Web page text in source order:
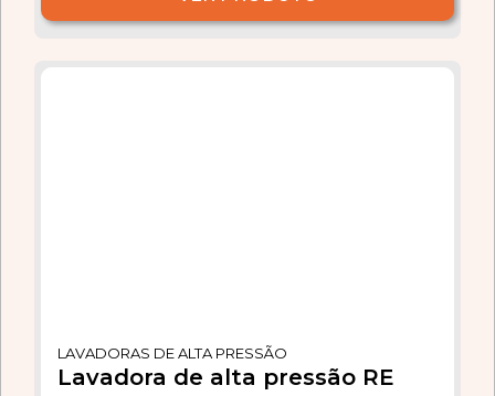
LAVADORAS DE ALTA PRESSÃO
Lavadora de alta pressão RE